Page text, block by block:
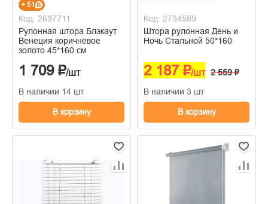
+ 51
Код: 2697711
Рулонная штора Блэкаут
Венеция коричневое
золото 45*160 см
1 709 ₽/шт
В наличии 14 шт
В корзину
Код: 2734589
Штора рулонная День и
Ночь Стальной 50*160
2 187 ₽/шт 2 559 ₽
В наличии 3 шт
В корзину